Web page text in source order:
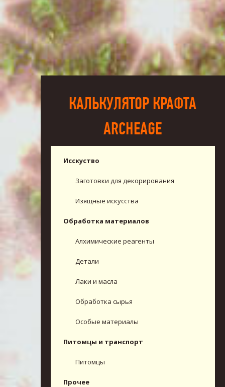
КАЛЬКУЛЯТОР КРАФТА
ARCHEAGE
Исскуство
Заготовки для декорирования
Изящные искусства
Обработка материалов
Алхимические реагенты
Детали
Лаки и масла
Обработка сырья
Особые материалы
Питомцы и транспорт
Питомцы
Прочее